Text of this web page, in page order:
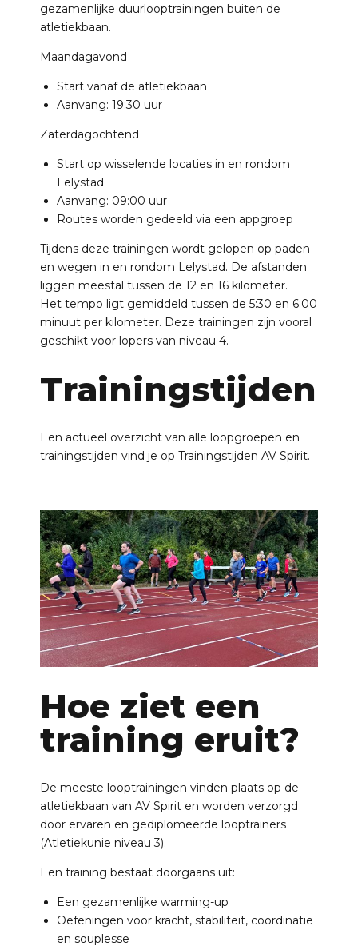
gezamenlijke duurlooptrainingen buiten de
atletiekbaan.
Maandagavond
Start vanaf de atletiekbaan
Aanvang: 19:30 uur
Zaterdagochtend
Start op wisselende locaties in en rondom
Lelystad
Aanvang: 09:00 uur
Routes worden gedeeld via een appgroep
Tijdens deze trainingen wordt gelopen op paden
en wegen in en rondom Lelystad. De afstanden
liggen meestal tussen de 12 en 16 kilometer.
Het tempo ligt gemiddeld tussen de 5:30 en 6:00
minuut per kilometer. Deze trainingen zijn vooral
geschikt voor lopers van niveau 4.
Trainingstijden
Een actueel overzicht van alle loopgroepen en
trainingstijden vind je op Trainingstijden AV Spirit.
Hoe ziet een
training eruit?
De meeste looptrainingen vinden plaats op de
atletiekbaan van AV Spirit en worden verzorgd
door ervaren en gediplomeerde looptrainers
(Atletiekunie niveau 3).
Een training bestaat doorgaans uit:
Een gezamenlijke warming-up
Oefeningen voor kracht, stabiliteit, coördinatie
en souplesse